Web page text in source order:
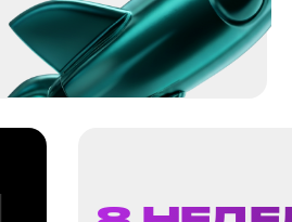
практической работы с
международными экспертами,
менторами и инвесторами.